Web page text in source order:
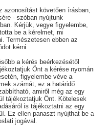
követően írásban,
- szóban nyújtunk
Kérjük, vegye figyelembe,
be a kérelmet, mi
Természetesen ebben az
kérni.
a kérés beérkezésétől
Önt a kérése nyomán
figyelembe véve a
számát, ez a határidő
amiről még az egy
tájékoztatjuk Önt. Kötelesek
is tájékoztatni az egy
Ez ellen panaszt nyújthat be a
jogával.